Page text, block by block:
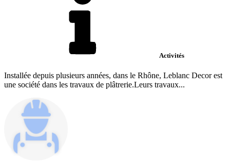
Activités
Installée depuis plusieurs années, dans le Rhône, Leblanc Decor est
une société dans les travaux de plâtrerie.Leurs travaux...